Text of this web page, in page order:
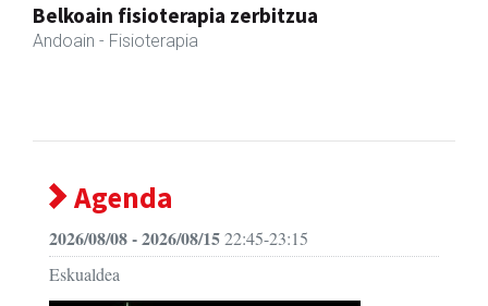
Urrats inprimategia
Andoain - Inprimategiak
Agenda
2026/08/08 - 2026/08/1522:45-23:15
Eskualdea